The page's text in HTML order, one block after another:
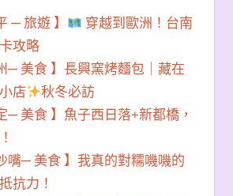
─ 旅遊 】
穿越到歐洲！台南
攻略
─ 美食 】長興窯烤麵包｜藏在
店
秋冬必訪
─ 美食 】魚子西日落+新都橋，
嘴─ 美食 】我真的對糯嘰嘰的
抗力！